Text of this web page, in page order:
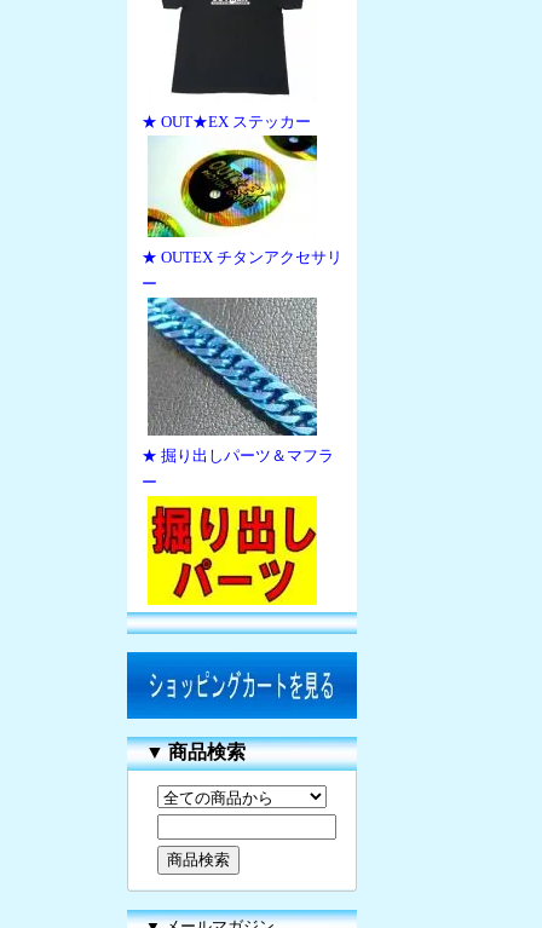
★ OUT★EX ステッカー
★ OUTEX チタンアクセサリ
ー
★ 掘り出しパーツ＆マフラ
ー
▼商品検索